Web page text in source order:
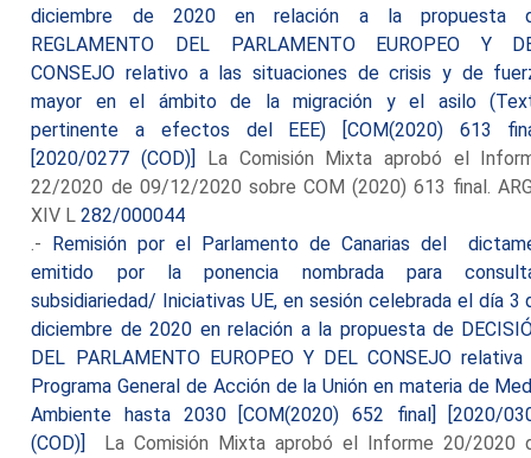
diciembre de 2020 en relación a la propuesta
REGLAMENTO DEL PARLAMENTO EUROPEO Y
CONSEJO relativo a las situaciones de crisis y de
mayor en el ámbito de la migración y el asilo
pertinente a efectos del EEE) [COM(2020) 613
[2020/0277 (COD)]
La Comisión Mixta aprobó el
22/2020 de 09/12/2020 sobre COM (2020) 613 final.
XIV L282/000044
.- Remisión por el Parlamento de Canarias del
emitido por la ponencia nombrada para
subsidiariedad/ Iniciativas UE, en sesión celebrada el día 3
diciembre de 2020 en relación a la propuesta de
DEL PARLAMENTO EUROPEO Y DEL CONSEJO relativa
Programa General de Acción de la Unión en materia de
Ambiente hasta 2030 [COM(2020) 652 final] [2020/
(COD)]
La Comisión Mixta aprobó el Informe 20/2020